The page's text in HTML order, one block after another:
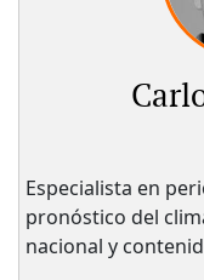
Especialista en
pronóstico del
nacional y